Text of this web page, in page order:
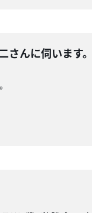
さんに伺います